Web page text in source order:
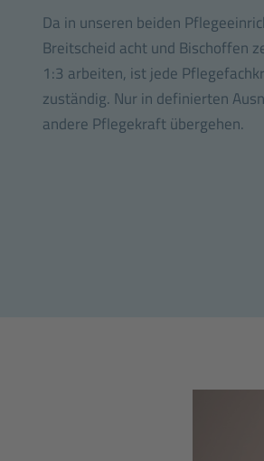
Da in unseren beiden
Breitscheid acht und Bischoffen
1:3 arbeiten, ist jede
zuständig. Nur in definierten
andere Pflegekraft übergehen.